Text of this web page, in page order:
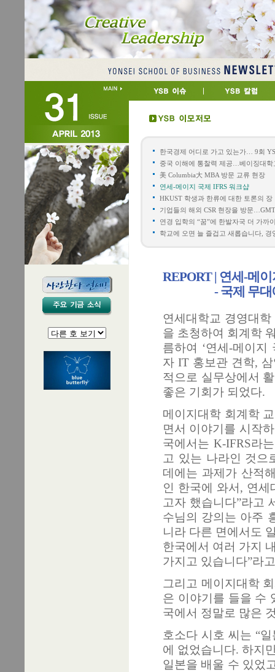
한국경제 어디로 가고 있는가… 9회
중국 이해에 통찰력 제공…베이징대학
美 Columbia大 MBA 방문 교류 현장
연세-메이지 국제 IFRS 워크샵
HKUST 학생과 한류에 대한 토론의 장
기업들의 해외 CSR 현장을 방문
연경 입학의 “꿈”에 한발자국 더 가까
학교에 오면 늘 즐겁고 새롭습니다, 경
REPORT | 연세-메
- 국제 무대에서
연세대학교 경영대
을 초청하여 회계학
름하여 ‘연세-메이
자 IT 홍보관 견학,
적으로 실무상에서
좋은 기회가 되었다.
메이지대학 회계학
면서 이야기를 시작
국에서는 K-IFRS라
고 있는 나라인 것으
데에는 과제가 산적
인 한국에 와서, 연
고자 했습니다”라고
수님의 강의는 아주
니라 다른 면에서도
한국에서 여러 가지
가지고 있습니다”라
그리고 메이지대학
은 이야기를 들을 수
국에서 정말로 많은
호소다 시호 씨는 “
에 없었습니다. 하지
일본을 배울 수 있었